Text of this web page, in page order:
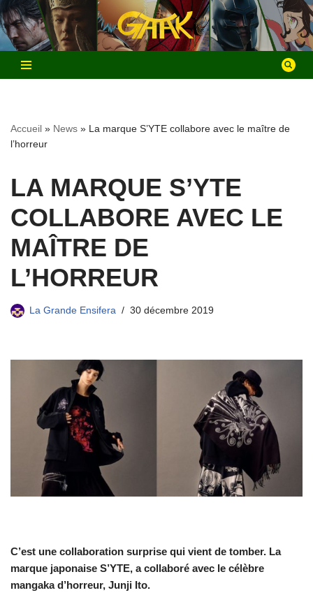
Aller
au
contenu
Accueil » News » La marque S’YTE collabore avec le maître de
l’horreur
LA MARQUE S’YTE
COLLABORE AVEC LE
MAÎTRE DE
L’HORREUR
La Grande Ensifera 30 décembre 2019
C’est une collaboration surprise qui vient de tomber. La
marque japonaise S’YTE, a collaboré avec le célèbre
mangaka d’horreur, Junji Ito.